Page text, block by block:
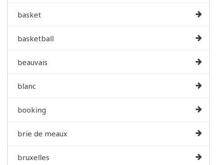
basket
basketball
beauvais
blanc
booking
brie de meaux
bruxelles